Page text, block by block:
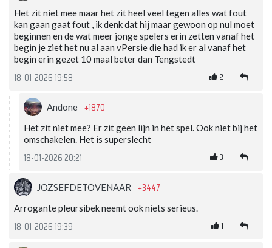
Het zit niet mee maar het zit heel veel tegen alles wat fout
kan gaan gaat fout , ik denk dat hij maar gewoon op nul moet
beginnen en de wat meer jonge spelers erin zetten vanaf het
begin je ziet het nu al aan vPersie die had ik er al vanaf het
begin erin gezet 10 maal beter dan Tengstedt
18-01-2026 19:58 2
Andone +1870
Het zit niet mee? Er zit geen lijn in het spel. Ook niet bij het
omschakelen. Het is superslecht
18-01-2026 20:21 3
JOZSEFDETOVENAAR +3447
Arrogante pleursibek neemt ook niets serieus.
18-01-2026 19:39 1